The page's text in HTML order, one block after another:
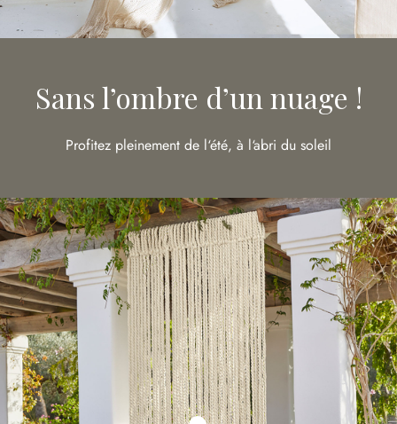
Sans l’ombre d’un nuage !
Profitez pleinement de l‘été, à l‘abri du soleil